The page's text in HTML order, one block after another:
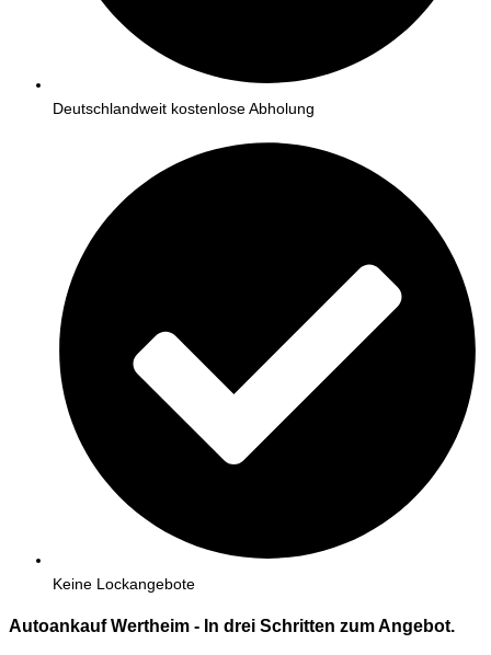
Deutschlandweit kostenlose Abholung
Keine Lockangebote
Autoankauf Wertheim - In drei Schritten zum Angebot.